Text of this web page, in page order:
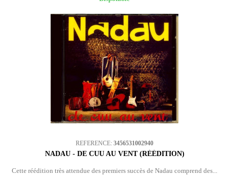
REFERENCE: 3456531002940
NADAU - DE CUU AU VENT (RÉÉDITION)
Cette réédition très attendue des premiers succès de Nadau comprend des...